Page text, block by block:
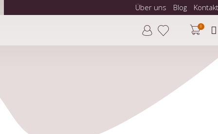
Über uns Blog Kontakt
0